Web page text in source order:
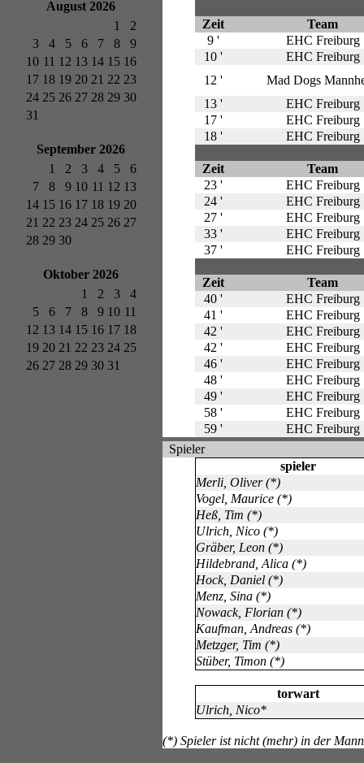
August 2026
1
2
3
4 5 6 7 8
9
10 11 12 13 14 15 16
17 18 19 20 21 22 23
24 25 26 27 28 29 30
31
September 2026
1
2 3 4 5
6
7
8 9 10 11 12 13
14 15 16 17 18 19 20
21 22 23 24 25 26 27
28 29 30
Oktober 2026
1
2 3
4
5
6 7 8 9 10 11
12 13 14 15 16 17 18
19 20 21 22 23 24 25
26 27 28 29 30 31
Zeit
Team
9 '
EHC Freiburg
10 '
EHC Freiburg
12 '
Mad Dogs
13 '
EHC Freiburg
17 '
EHC Freiburg
18 '
EHC Freiburg
Zeit
Team
23 '
EHC Freiburg
24 '
EHC Freiburg
27 '
EHC Freiburg
33 '
EHC Freiburg
37 '
EHC Freiburg
Zeit
Team
40 '
EHC Freiburg
41 '
EHC Freiburg
42 '
EHC Freiburg
42 '
EHC Freiburg
46 '
EHC Freiburg
48 '
EHC Freiburg
49 '
EHC Freiburg
58 '
EHC Freiburg
59 '
EHC Freiburg
Spieler
spieler
Merli, Oliver (*)
Vogel, Maurice (*)
Heß, Tim (*)
Ulrich, Nico (*)
Gräber, Leon (*)
Hildebrand, Alica (*)
Hock, Daniel (*)
Menz, Sina (*)
Nowack, Florian (*)
Kaufman, Andreas (*)
Metzger, Tim (*)
Stüber, Timon (*)
torwart
Ulrich, Nico*
(*) Spieler ist nicht (mehr) in der